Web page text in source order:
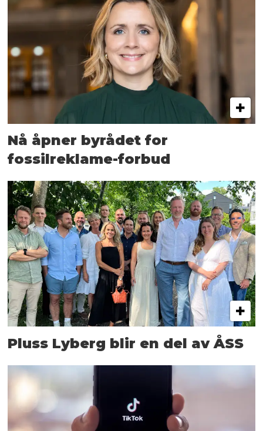
Nå åpner byrådet for
fossilreklame-forbud
Pluss Lyberg blir en del av ÅSS